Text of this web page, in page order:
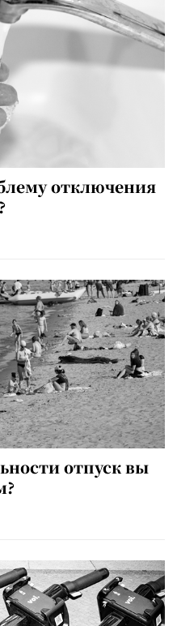
отключения
отпуск вы